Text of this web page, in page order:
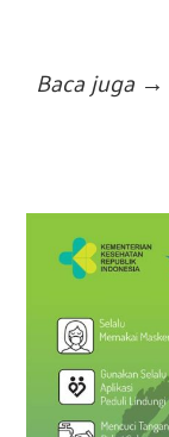
Baca juga →